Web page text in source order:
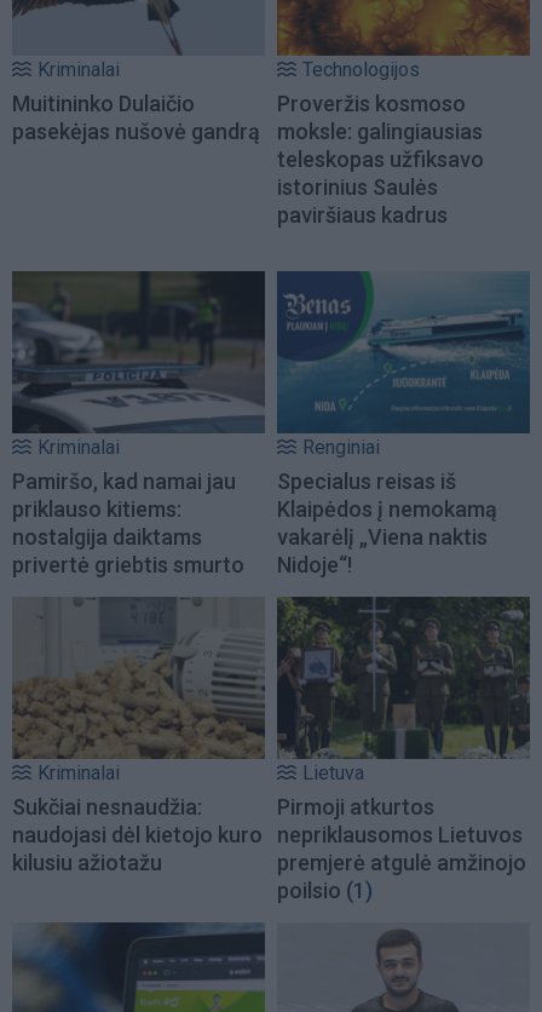
Kriminalai
Muitininko Dulaičio
pasekėjas nušovė gandrą
Technologijos
Proveržis kosmoso
moksle: galingiausias
teleskopas užfiksavo
istorinius Saulės
paviršiaus kadrus
Kriminalai
Pamiršo, kad namai jau
priklauso kitiems:
nostalgija daiktams
privertė griebtis smurto
Renginiai
Specialus reisas iš
Klaipėdos į nemokamą
vakarėlį „Viena naktis
Nidoje“!
Kriminalai
Sukčiai nesnaudžia:
naudojasi dėl kietojo kuro
kilusiu ažiotažu
Lietuva
Pirmoji atkurtos
nepriklausomos Lietuvos
premjerė atgulė amžinojo
poilsio (1)